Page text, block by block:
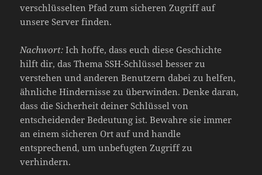
verschlüsselten Pfad zum sicheren Zugriff auf
unsere Server finden.
Nachwort: Ich hoffe, dass euch diese Geschichte
hilft dir, das Thema SSH-Schlüssel besser zu
verstehen und anderen Benutzern dabei zu helfen,
ähnliche Hindernisse zu überwinden. Denke daran,
dass die Sicherheit deiner Schlüssel von
entscheidender Bedeutung ist. Bewahre sie immer
an einem sicheren Ort auf und handle
entsprechend, um unbefugten Zugriff zu
verhindern.